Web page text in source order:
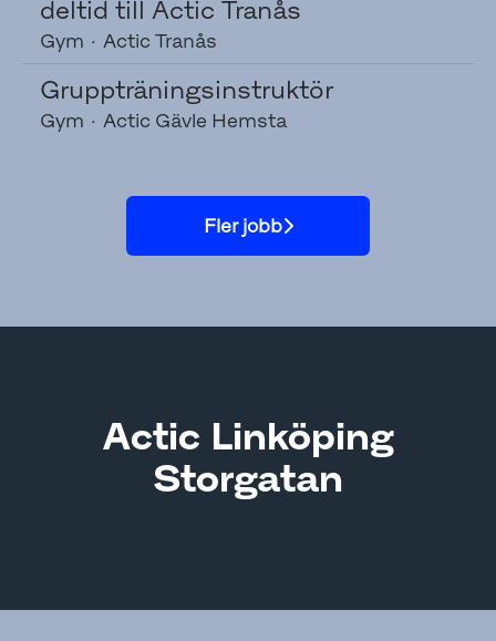
deltid till Actic Tranås
Gym · Actic Tranås
Gruppträningsinstruktör
Gym · Actic Gävle Hemsta
Fler jobb
Actic Linköping
Storgatan